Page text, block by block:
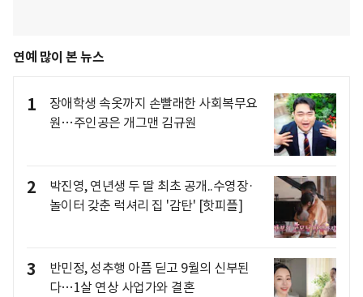
연예 많이 본 뉴스
1
장애학생 속옷까지 손빨래한 사회복무요
원…주인공은 개그맨 김규원
2
박진영, 연년생 두 딸 최초 공개..수영장·
놀이터 갖춘 럭셔리 집 '감탄' [핫피플]
3
반민정, 성추행 아픔 딛고 9월의 신부된
다…1살 연상 사업가와 결혼